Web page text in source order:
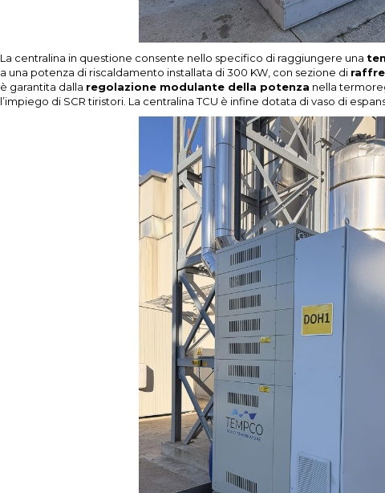
La centralina in questione consente nello specifico di raggiungere una
a una potenza di riscaldamento installata di 300 KW, con sezione di
è garantita dalla regolazione modulante della potenza nella
l’impiego di SCR tiristori. La centralina TCU è infine dotata di vaso di